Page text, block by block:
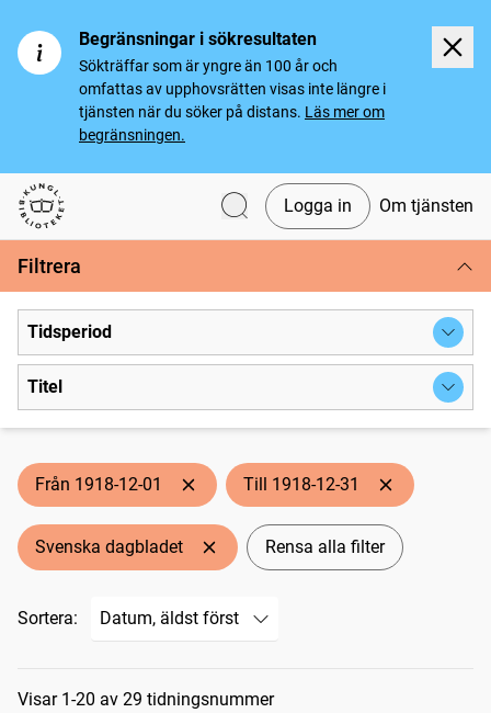
Begränsningar i sökresultaten
Sökträffar som är yngre än 100 år och
omfattas av upphovsrätten visas inte längre i
tjänsten när du söker på distans. Läs mer om
begränsningen.
Svenska tidningar
Logga in Om tjänsten
Filtrera
Tidsperiod
Titel
Från 1918-12-01 Till 1918-12-31
Svenska dagbladet Rensa alla filter
Sortera:
Sökresultat
Visar 1-20 av 29 tidningsnummer